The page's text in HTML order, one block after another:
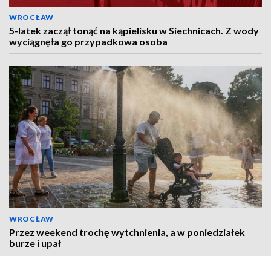
WROCŁAW
5-latek zaczął tonąć na kąpielisku w Siechnicach. Z wody
wyciągnęła go przypadkowa osoba
WROCŁAW
Przez weekend trochę wytchnienia, a w poniedziałek
burze i upał